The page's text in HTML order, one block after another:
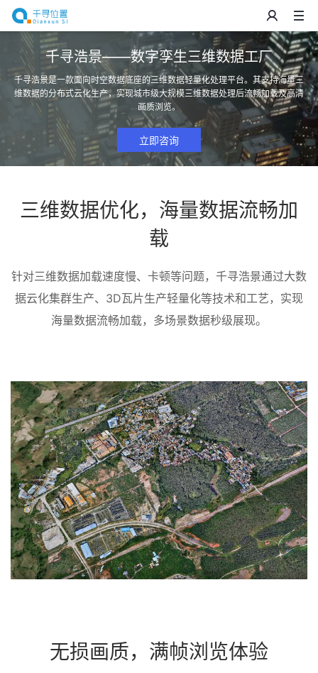
千寻浩景——数字孪生三维数据工厂
千寻浩景是一款面向时空数据底座的三维数据轻量化处理平台。其支持海量三
维数据的分布式云化生产，实现城市级大规模三维数据处理后流畅加载及高清
画质浏览。
立即咨询
三维数据优化，海量数据流畅加
载
针对三维数据加载速度慢、卡顿等问题，千寻浩景通过大数
据云化集群生产、3D瓦片生产轻量化等技术和工艺，实现
海量数据流畅加载，多场景数据秒级展现。
无损画质，满帧浏览体验